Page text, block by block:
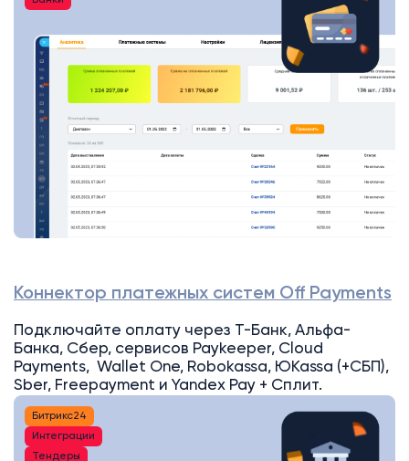
Коннектор платежных систем Off Payments
Подключайте оплату через Т-Банк, Альфа-
Банка, Сбер, сервисов Paykeeper, Cloud
Payments, Wallet One, Robokassa, ЮKassa (+СБП),
Sber, Freepayment и Yandex Pay + Сплит.
Битрикс24
Интеграции
Тендеры